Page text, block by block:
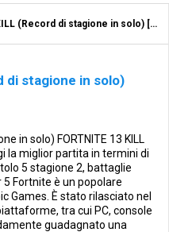
di stagione in solo) [YouTube Video]
di stagione in solo)
in solo) FORTNITE 13 KILL
la miglior partita in termini di
5 stagione 2, battaglie
5 Fortnite è un popolare
Games. È stato rilasciato nel
tra cui PC, console
guadagnato una